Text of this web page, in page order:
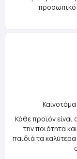
Κάθε προϊόν
την ποιότητα
παιδιά τα